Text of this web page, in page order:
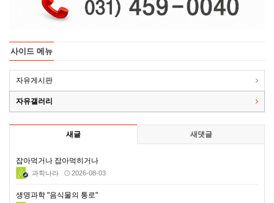
사이드 메뉴
자유게시판
자유갤러리
새글 새댓글
잡아먹거나 잡아먹히거나
과학나라 2026-08-03
생명과학 "음식물의 통로"